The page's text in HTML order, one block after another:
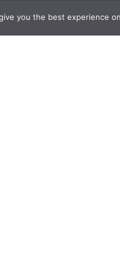
you the best experience